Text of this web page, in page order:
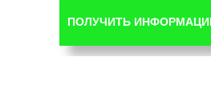
ПОЛУЧИТЬ